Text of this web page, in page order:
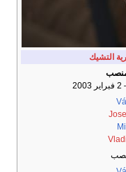
التشيك